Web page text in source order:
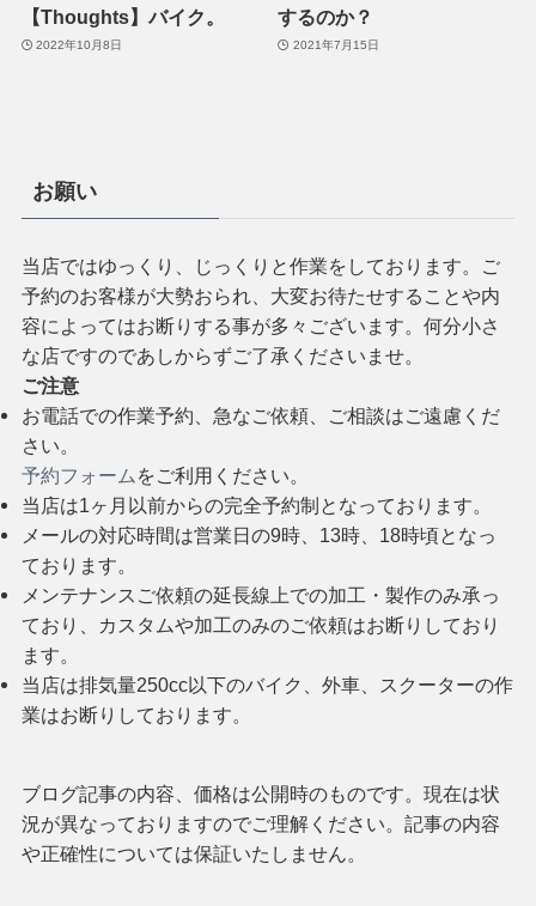
【Thoughts】バイク。
2022年10月8日
するのか？
2021年7月15日
お願い
当店ではゆっくり、じっくりと作業をしております。ご
予約のお客様が大勢おられ、大変お待たせすることや内
容によってはお断りする事が多々ございます。何分小さ
な店ですのであしからずご了承くださいませ。
ご注意
お電話での作業予約、急なご依頼、ご相談はご遠慮くだ
さい。
予約フォーム をご利用ください。
当店は1ヶ月以前からの完全予約制となっております。
メールの対応時間は営業日の9時、13時、18時頃となっ
ております。
メンテナンスご依頼の延長線上での加工・製作のみ承っ
ており、カスタムや加工のみのご依頼はお断りしており
ます。
当店は排気量250cc以下のバイク、外車、スクーターの作
業はお断りしております。
ブログ記事の内容、価格は公開時のものです。現在は状
況が異なっておりますのでご理解ください。記事の内容
や正確性については保証いたしません。